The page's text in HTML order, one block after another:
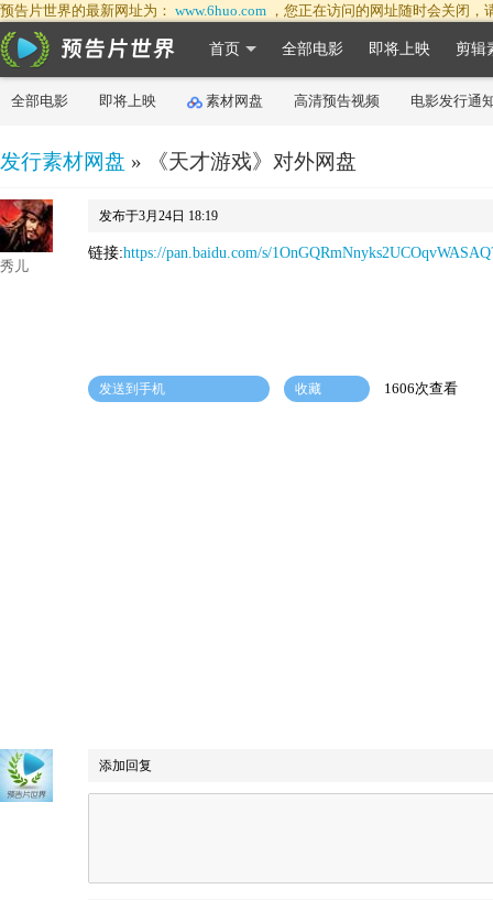
预告片世界的最新网址为： www.6huo.com ，您正在访问的网址随时会关闭
首页 全部电影 即将上映 剪辑
全部电影 即将上映 素材网盘 高清预告视频 电影发行通
发行素材网盘 » 《天才游戏》对外网盘
秀儿
发布于3月24日 18:19
链接:https://pan.baidu.com/s/
发送到手机 收藏 1606次查看
添加回复